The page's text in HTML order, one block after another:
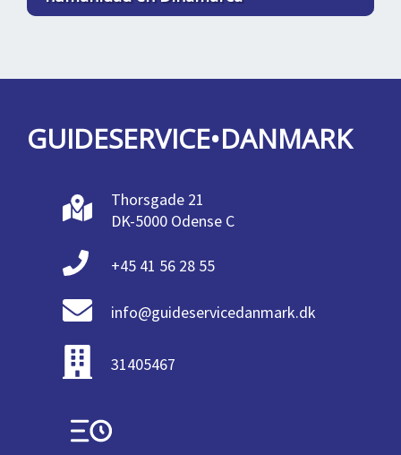
GUIDESERVICE•DANMARK
Thorsgade 21
DK-5000 Odense C
+45 41 56 28 55
info@guideservicedanmark.dk
31405467